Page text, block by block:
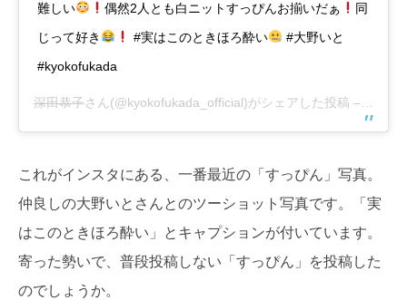
難しい
偶然2人とも白ニットすっぴんお揃いだぁ
同
じって好き
#実はこのときほろ酔い
#大野いと
#kyokofukada
深田恭子さん(@kyokofukada_official)がシェアした投稿 –
これがインスタにある、一番最近の「すっぴん」写真。
仲良しの大野いとさんとのツーショット写真です。「実
はこのときほろ酔い」とキャプションが付いています。
寄った勢いで、普段投稿しない「すっぴん」を投稿した
のでしょうか。